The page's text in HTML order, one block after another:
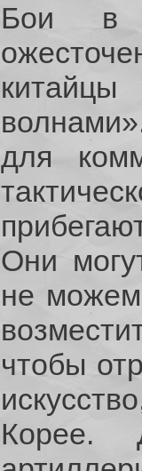
Бои в
для
Они
не
чтобы
Корее.